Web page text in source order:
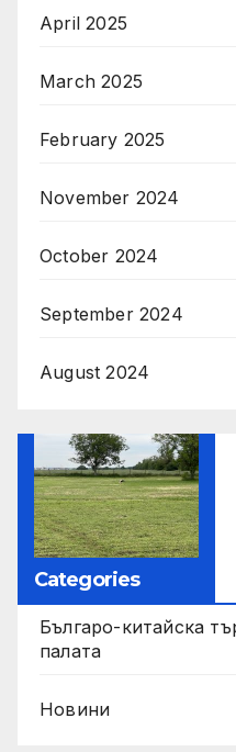
April 2025
March 2025
February 2025
November 2024
October 2024
September 2024
August 2024
Categories
Българо-китайска
палата
Новини